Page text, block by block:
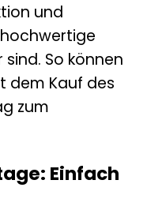
und
So können
dem Kauf des
zum
Einfach